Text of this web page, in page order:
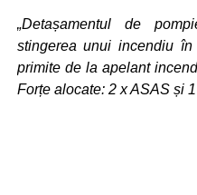
„Detașamentul de
stingerea unui incendiu
primite de la apelant
Forțe alocate: 2 x ASAS și 1